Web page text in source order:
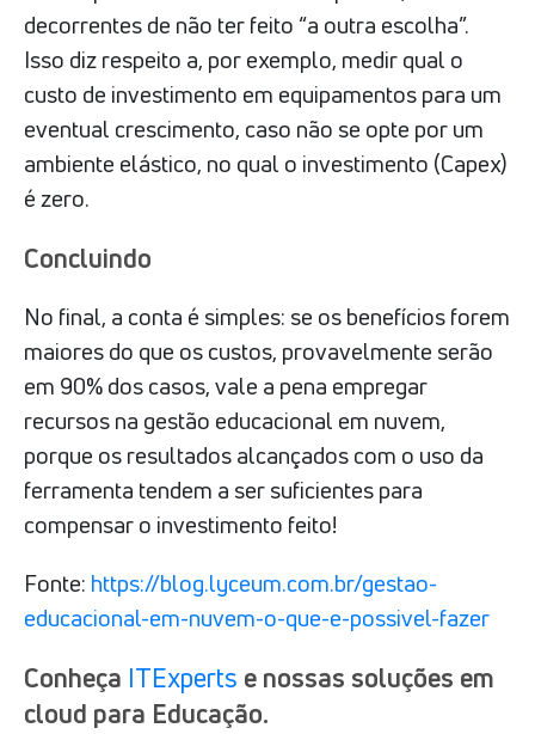
decorrentes de não ter feito “a outra escolha”.
Isso diz respeito a, por exemplo, medir qual o
custo de investimento em equipamentos para um
eventual crescimento, caso não se opte por um
ambiente elástico, no qual o investimento (Capex)
é zero.
Concluindo
No final, a conta é simples: se os benefícios forem
maiores do que os custos, provavelmente serão
em 90% dos casos, vale a pena empregar
recursos na gestão educacional em nuvem,
porque os resultados alcançados com o uso da
ferramenta tendem a ser suficientes para
compensar o investimento feito!
Fonte: https://blog.lyceum.com.br/gestao-
educacional-em-nuvem-o-que-e-possivel-fazer
Conheça ITExperts e nossas soluções em
cloud para Educação.